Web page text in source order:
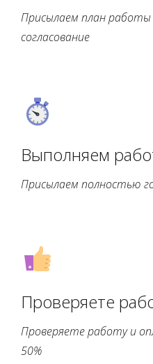
Присылаем план
согласование
Выполняем
Присылаем полностью
Проверяете
Проверяете работу и
50%